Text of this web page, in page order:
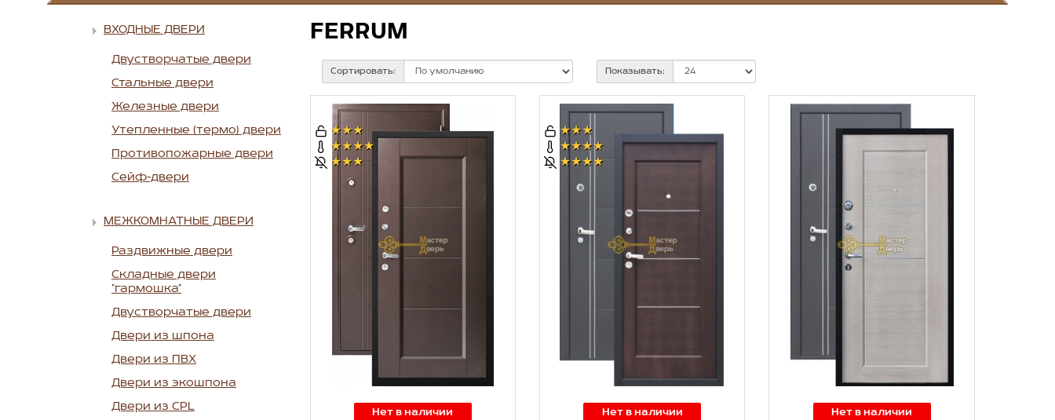
ВХОДНЫЕ ДВЕРИ
Двустворчатые двери
Стальные двери
Железные двери
Утепленные (термо) двери
Противопожарные двери
Сейф-двери
МЕЖКОМНАТНЫЕ ДВЕРИ
Раздвижные двери
Складные двери
"гармошка"
Двустворчатые двери
Двери из шпона
Двери из ПВХ
Двери из экошпона
Двери из CPL
FERRUM
Сортировать: Показывать:
Нет в наличии
★★★
★★★★
★★★
Нет в наличии
★★★
★★★★
★★★★
Нет в наличии